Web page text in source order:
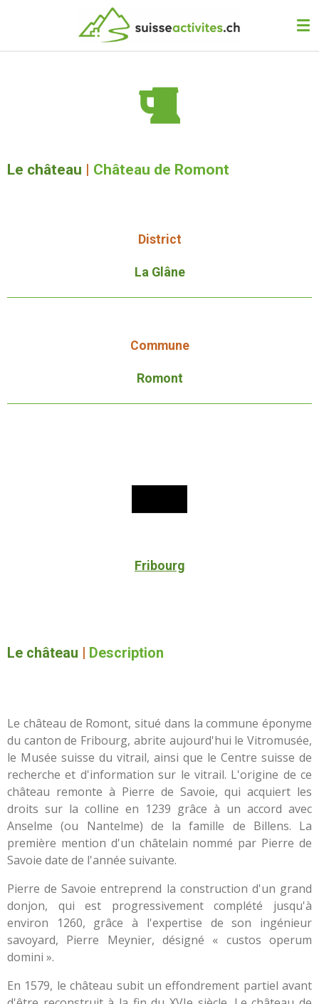
Le château | Château de Romont
District
La Glâne
Commune
Romont
Fribourg
Le château Description
Le château de Romont, situé dans la commune éponyme
du canton de Fribourg, abrite aujourd'hui le Vitromusée,
le Musée suisse du vitrail, ainsi que le Centre suisse de
recherche et d'information sur le vitrail. L'origine de ce
château remonte à Pierre de Savoie, qui acquiert les
droits sur la colline en 1239 grâce à un accord avec
Anselme (ou Nantelme) de la famille de Billens. La
première mention d'un châtelain nommé par Pierre de
Savoie date de l'année suivante.
Pierre de Savoie entreprend la construction d'un grand
donjon, qui est progressivement complété jusqu'à
environ 1260, grâce à l'expertise de son ingénieur
savoyard, Pierre Meynier, désigné « custos operum
domini ».
En 1579, le château subit un effondrement partiel avant